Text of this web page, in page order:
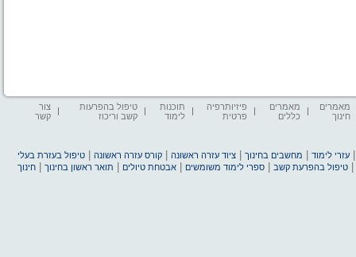
מאמרים
חינוך
מאמרים
כללים
פיזיותרפיה
פרטית
תוכנות
לימוד
טיפול בהפרעות
קשב וריכוז
צור
קשר
עזרי לימוד מחשבים בחינוך |ציוד עזרה ראשונה |קורס עזרה ראשונה |טיפול בעזרת בעלי
|טיפול בהפרעת קשב |ספרי לימוד משומשים |אבטחת טיולים תואר ראשון בחינוך |חינוך